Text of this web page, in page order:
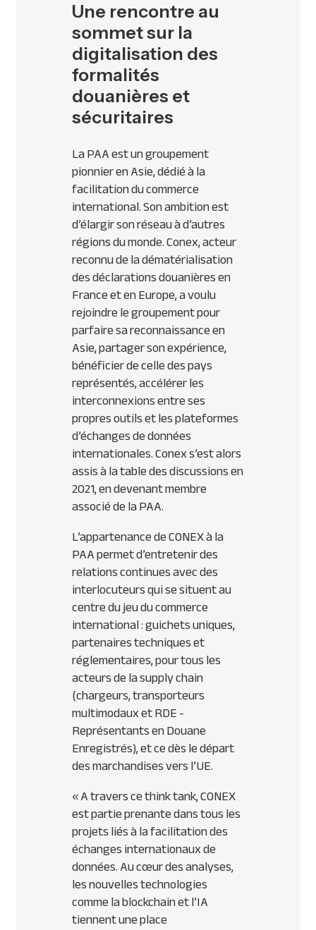
Une rencontre au
sommet sur la
digitalisation des
formalités
douanières et
sécuritaires
La PAA est un groupement
pionnier en Asie, dédié à la
facilitation du commerce
international. Son ambition est
d’élargir son réseau à d’autres
régions du monde. Conex, acteur
reconnu de la dématérialisation
des déclarations douanières en
France et en Europe, a voulu
rejoindre le groupement pour
parfaire sa reconnaissance en
Asie, partager son expérience,
bénéficier de celle des pays
représentés, accélérer les
interconnexions entre ses
propres outils et les plateformes
d’échanges de données
internationales. Conex s’est alors
assis à la table des discussions en
2021, en devenant membre
associé de la PAA.
L’appartenance de CONEX à la
PAA permet d’entretenir des
relations continues avec des
interlocuteurs qui se situent au
centre du jeu du commerce
international : guichets uniques,
partenaires techniques et
réglementaires, pour tous les
acteurs de la supply chain
(chargeurs, transporteurs
multimodaux et RDE -
Représentants en Douane
Enregistrés), et ce dès le départ
des marchandises vers l’UE.
« A travers ce think tank, CONEX
est partie prenante dans tous les
projets liés à la facilitation des
échanges internationaux de
données. Au cœur des analyses,
les nouvelles technologies
comme la blockchain et l’IA
tiennent une place